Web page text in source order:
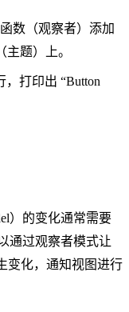
数（观察者）添加
题）上。
打印出 “Button
）的变化通常需要
通过观察者模式让
变化，通知视图进行